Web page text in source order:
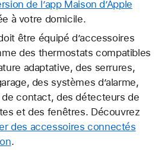
de l’app Maison d’Apple
à votre domicile.
être équipé d’accessoires
des thermostats compatibles
adaptative, des serrures,
des systèmes d’alarme,
contact, des détecteurs de
et des fenêtres. Découvrez
des accessoires connectés
.